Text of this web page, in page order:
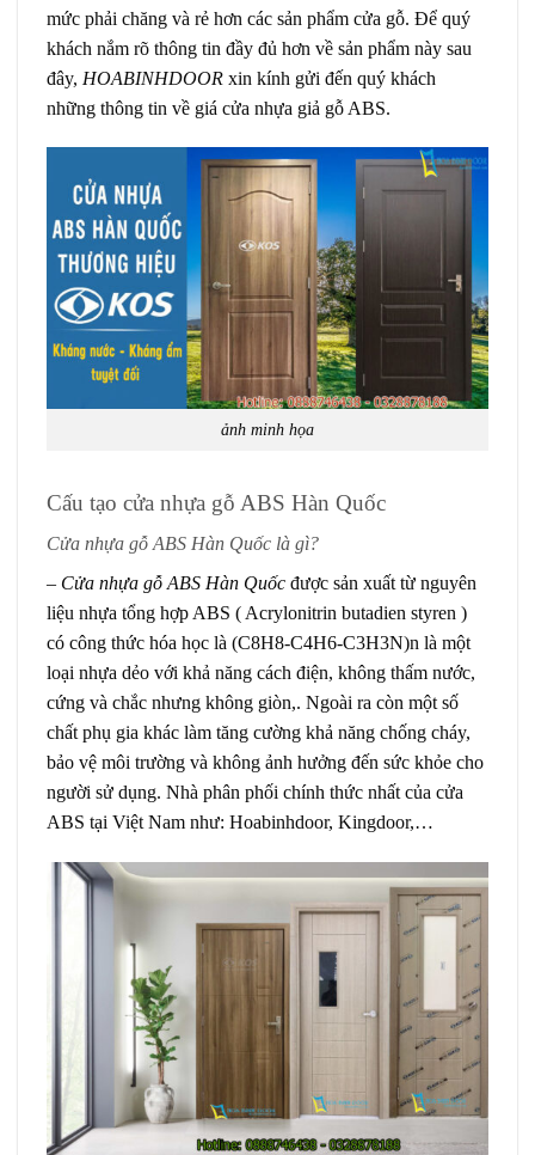
mức phải chăng và rẻ hơn các sản phẩm cửa gỗ. Để quý
khách nắm rõ thông tin đầy đủ hơn về sản phẩm này sau
đây, HOABINHDOOR xin kính gửi đến quý khách
những thông tin về giá cửa nhựa giả gỗ ABS.
ảnh minh họa
Cấu tạo cửa nhựa gỗ ABS Hàn Quốc
Cửa nhựa gỗ ABS Hàn Quốc là gì?
– Cửa nhựa gỗ ABS Hàn Quốc được sản xuất từ nguyên
liệu nhựa tổng hợp ABS ( Acrylonitrin butadien styren )
có công thức hóa học là (C8H8-C4H6-C3H3N)n là một
loại nhựa dẻo với khả năng cách điện, không thấm nước,
cứng và chắc nhưng không giòn,. Ngoài ra còn một số
chất phụ gia khác làm tăng cường khả năng chống cháy,
bảo vệ môi trường và không ảnh hưởng đến sức khỏe cho
người sử dụng. Nhà phân phối chính thức nhất của cửa
ABS tại Việt Nam như: Hoabinhdoor, Kingdoor,…